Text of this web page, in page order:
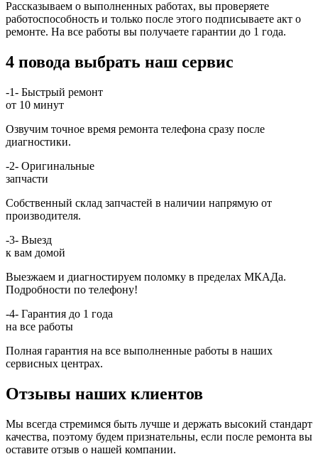
Рассказываем о выполненных работах, вы проверяете
работоспособность и только после этого подписываете акт о
ремонте. На все работы вы получаете гарантии до 1 года.
4 повода выбрать наш сервис
-1- Быстрый ремонт
от 10 минут
Озвучим точное время ремонта телефона сразу после
диагностики.
-2- Оригинальные
запчасти
Собственный склад запчастей в наличии напрямую от
производителя.
-3- Выезд
к вам домой
Выезжаем и диагностируем поломку в пределах МКАДа.
Подробности по телефону!
-4- Гарантия до 1 года
на все работы
Полная гарантия на все выполненные работы в наших
сервисных центрах.
Отзывы наших клиентов
Мы всегда стремимся быть лучше и держать высокий стандарт
качества, поэтому будем признательны, если после ремонта вы
оставите отзыв о нашей компании.